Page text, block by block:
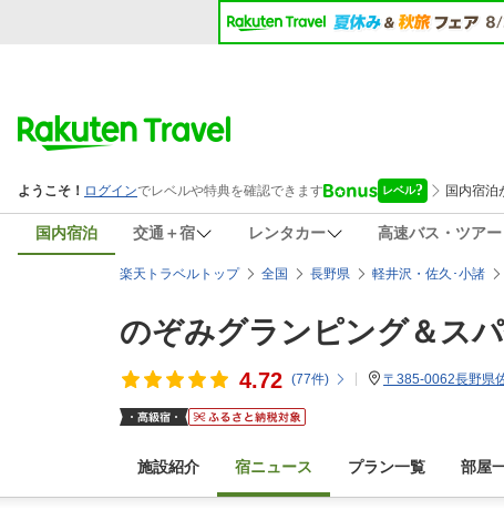
国内宿泊 交通＋宿 レンタカー 高速バス・ツアー
楽天トラベルトップ 全国 長野県 軽井沢・佐久･小諸
のぞみグランピング＆ス
4.72 (77件) 〒385-0062長野県
施設紹介 宿ニュース プラン一覧 部屋